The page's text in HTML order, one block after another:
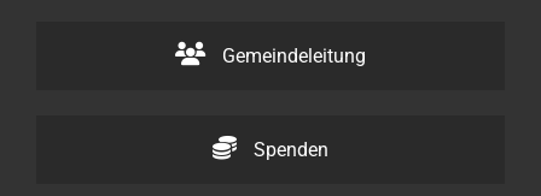
Gemeindeleitung
Spenden